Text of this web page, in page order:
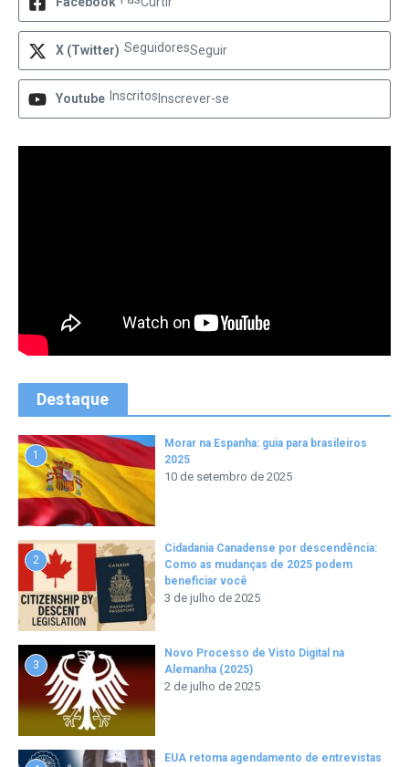
X (Twitter) SeguidoresSeguir
Youtube Inscritos Inscrever-se
Destaque
1
Morar na Espanha: guia para brasileiros
2025
10 de setembro de 2025
2
Cidadania Canadense por descendência:
Como as mudanças de 2025 podem
beneficiar você
3 de julho de 2025
3
Novo Processo de Visto Digital na
Alemanha (2025)
2 de julho de 2025
EUA retoma agendamento de entrevistas